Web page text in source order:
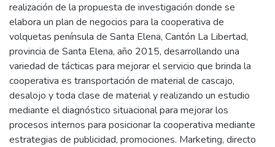
realización de la propuesta de investigación donde se
elabora un plan de negocios para la cooperativa de
volquetas península de Santa Elena, Cantón La Libertad,
provincia de Santa Elena, año 2015, desarrollando una
variedad de tácticas para mejorar el servicio que brinda la
cooperativa es transportación de material de cascajo,
desalojo y toda clase de material y realizando un estudio
mediante el diagnóstico situacional para mejorar los
procesos internos para posicionar la cooperativa mediante
estrategias de publicidad, promociones. Marketing, directo